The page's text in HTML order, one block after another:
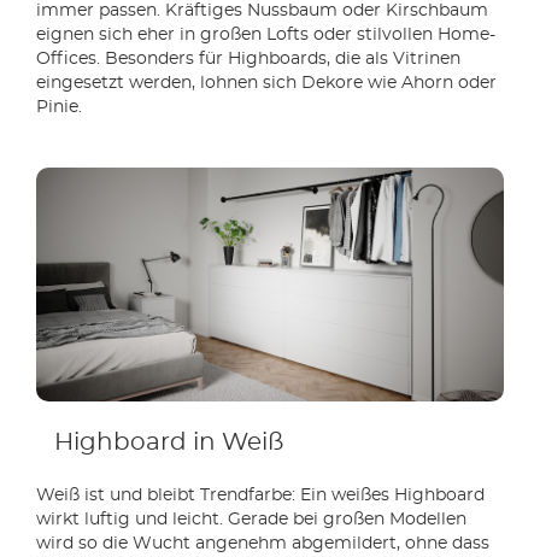
immer passen. Kräftiges Nussbaum oder Kirschbaum
eignen sich eher in großen Lofts oder stilvollen Home-
Offices. Besonders für Highboards, die als Vitrinen
eingesetzt werden, lohnen sich Dekore wie Ahorn oder
Pinie.
Highboard in Weiß
Weiß ist und bleibt Trendfarbe: Ein weißes Highboard
wirkt luftig und leicht. Gerade bei großen Modellen
wird so die Wucht angenehm abgemildert, ohne dass